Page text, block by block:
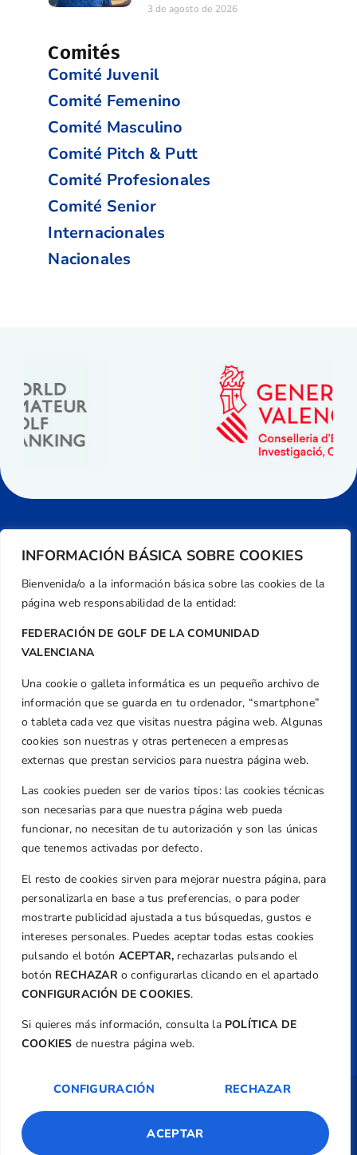
INFORMACIÓN BÁSICA SOBRE COOKIES
Bienvenida/o a la información básica sobre las cookies de la
página web responsabilidad de la entidad:
FEDERACIÓN DE GOLF DE LA COMUNIDAD
VALENCIANA
Una cookie o galleta informática es un pequeño archivo de
información que se guarda en tu ordenador, “smartphone”
o tableta cada vez que visitas nuestra página web. Algunas
cookies son nuestras y otras pertenecen a empresas
externas que prestan servicios para nuestra página web.
Las cookies pueden ser de varios tipos: las cookies técnicas
son necesarias para que nuestra página web pueda
funcionar, no necesitan de tu autorización y son las únicas
que tenemos activadas por defecto.
El resto de cookies sirven para mejorar nuestra página, para
personalizarla en base a tus preferencias, o para poder
mostrarte publicidad ajustada a tus búsquedas, gustos e
intereses personales. Puedes aceptar todas estas cookies
pulsando el botón ACEPTAR, rechazarlas pulsando el
botón RECHAZARo configurarlas clicando en el apartado
CONFIGURACIÓN DE COOKIES.
Si quieres más información, consulta la POLÍTICA DE
COOKIES de nuestra página web.
CONFIGURACIÓN RECHAZAR
ACEPTAR
3 de agosto de 2026
Comités
Comité Juvenil
Comité Femenino
Comité Masculino
Comité Pitch & Putt
Comité Profesionales
Comité Senior
Internacionales
Nacionales
Dirección
Centre de L´Esport, Carrer d'Isaac Peral i
Caballero, Nº 5, Despachos 2 y 3, 46980,
Valencia
+34 961 367 799
Email
federacion@golfcv.com
Aviso Legal
Política de Privacidad
Transparencia
Normativa
Federación
TecnoQuatre